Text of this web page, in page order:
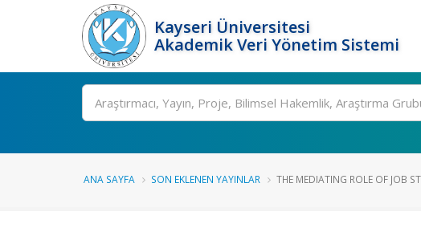
Kayseri Üniversitesi
Akademik Veri Yönetim Sistemi
Ara
ANA SAYFA SON EKLENEN YAYINLAR THE MEDIATING ROLE OF JOB